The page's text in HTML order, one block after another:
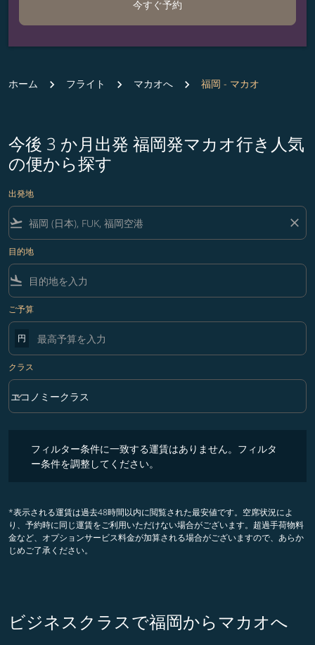
今すぐ予約
ホーム フライト マカオへ 福岡 - マカオ
今後 3 か月出発 福岡発マカオ行き人気
の便から探す
出発地
flight_takeoff close
目的地
flight_land
ご予算
円
クラス
クラス option エコノミークラス Selected
エコノミークラス
keyboard_arrow_down
フィルター条件に一致する運賃はありません。フィルタ
ー条件を調整してください。
*表示される運賃は過去48時間以内に閲覧された最安値です。空席状況によ
り、予約時に同じ運賃をご利用いただけない場合がございます。超過手荷物料
金など、オプションサービス料金が加算される場合がございますので、あらか
じめご了承ください。
ビジネスクラスで福岡からマカオへ